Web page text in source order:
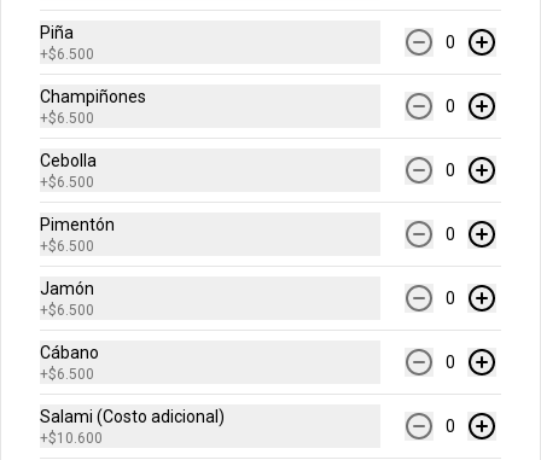
Piña
+$6.500
0
Champiñones
+$6.500
0
Cebolla
+$6.500
0
Pimentón
+$6.500
0
Jamón
+$6.500
0
Cábano
+$6.500
0
Salami (Costo adicional)
+$10.600
0